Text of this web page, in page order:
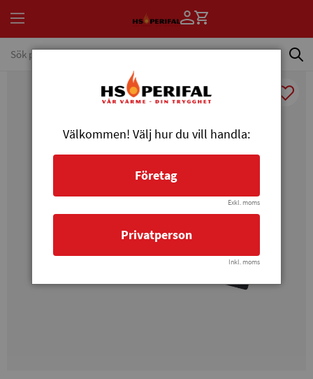
Välkommen! Välj hur du vill handla:
Företag
Exkl. moms
Privatperson
Inkl. moms